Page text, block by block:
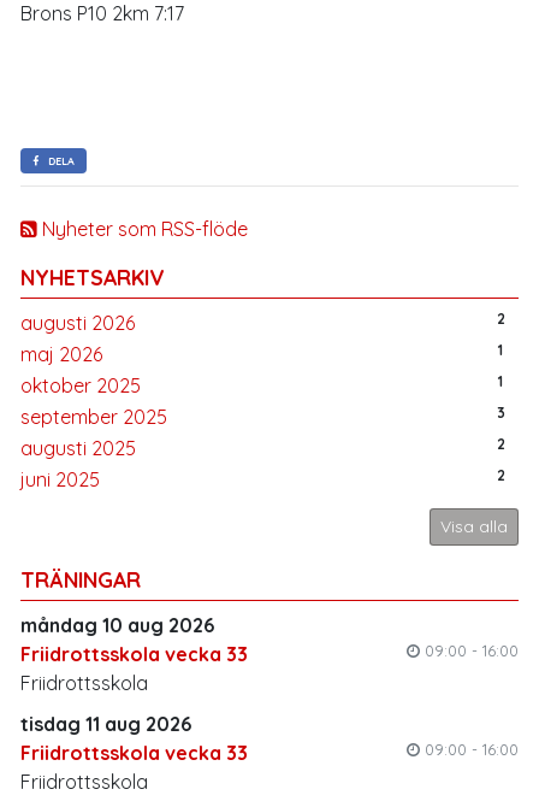
Nyheter som RSS-flöde
NYHETSARKIV
augusti 2026 2
maj 2026 1
oktober 2025 1
september 2025 3
augusti 2025 2
juni 2025 2
Visa alla
TRÄNINGAR
måndag 10 aug 2026
Friidrottsskola vecka 33
09:00 - 16:00
Friidrottsskola
tisdag 11 aug 2026
Friidrottsskola vecka 33
09:00 - 16:00
Friidrottsskola
Brons P10 2km 7:17
DELA